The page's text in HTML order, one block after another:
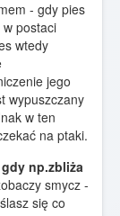
- gdy pies
postaci
wtedy
jego
wypuszczany
w ten
na ptaki.
np.zbliża
smycz -
się co